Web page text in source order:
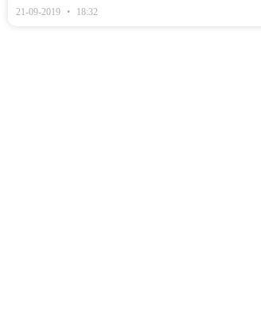
21-09-2019 18:32